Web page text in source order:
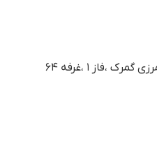
،فاز ١ ،غرفه ٦٤